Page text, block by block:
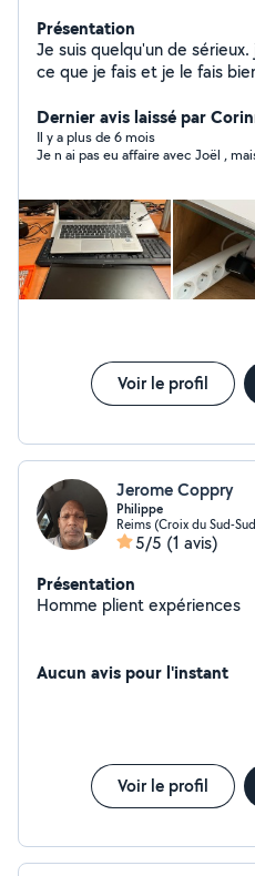
Présentation
Je suis quelqu'un de
ce que je fais et je le fais
Dernier avis laissé par
Il y a plus de 6 mois
Je n ai pas eu affaire avec Joël ,
Voir le profil
Jerome Coppry
Philippe
Reims (Croix du Sud-
5/5 (1 avis)
Présentation
Homme plient expériences
Aucun avis pour l'instant
Voir le profil